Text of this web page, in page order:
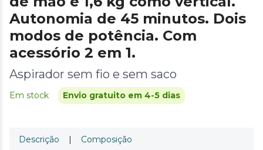
Autonomia de 45 minutos. Dois
modos de potência. Com
acessório 2 em 1.
Aspirador sem fio e sem saco
Em stock Envio gratuito em 4-5 dias
Descrição | Composição